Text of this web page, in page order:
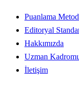
Puanlama
Editoryal
Hakkımızda
Uzman
İletişim